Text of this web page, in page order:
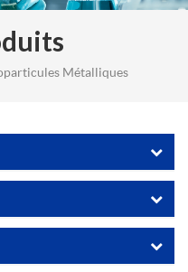
Métalliques